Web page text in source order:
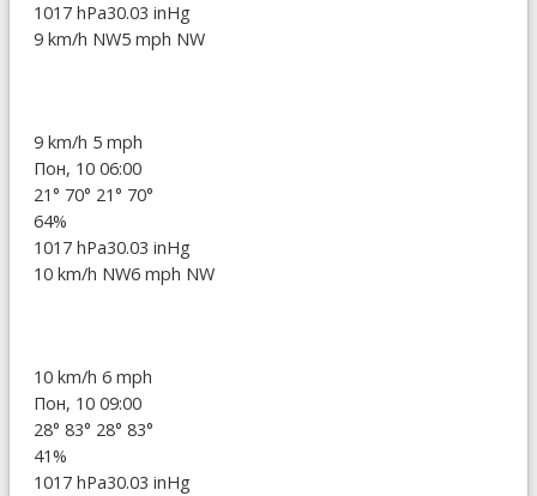
1017 hPa30.03 inHg
9 km/h NW5 mph NW
9 km/h 5 mph
Пон, 10 06:00
21° 70° 21° 70°
64%
1017 hPa30.03 inHg
10 km/h NW6 mph NW
10 km/h 6 mph
Пон, 10 09:00
28° 83° 28° 83°
41%
1017 hPa30.03 inHg